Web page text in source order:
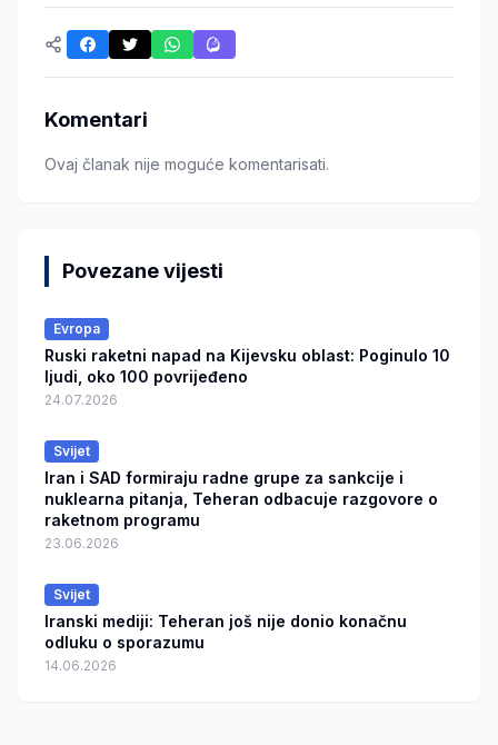
Komentari
Ovaj članak nije moguće komentarisati.
Povezane vijesti
Evropa
Ruski raketni napad na Kijevsku oblast: Poginulo 10
ljudi, oko 100 povrijeđeno
24.07.2026
Svijet
Iran i SAD formiraju radne grupe za sankcije i
nuklearna pitanja, Teheran odbacuje razgovore o
raketnom programu
23.06.2026
Svijet
Iranski mediji: Teheran još nije donio konačnu
odluku o sporazumu
14.06.2026